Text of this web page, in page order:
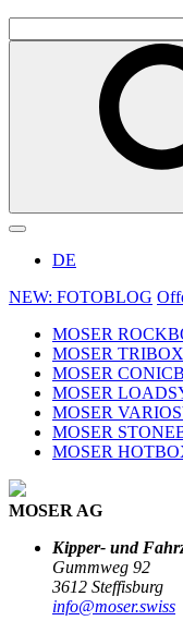
DE
NEW: FOTOBLOG
MOSER
MOSER TRIBOX
MOSER
MOSER
MOSER
MOSER
MOSER
MOSER AG
Kipper- und
Gummweg 92
3612 Steffisburg
info@moser.swiss